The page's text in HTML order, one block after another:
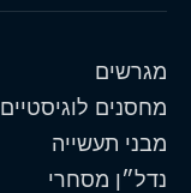
מגרשים
מחסנים לוגיסטיים
מבני תעשייה
נדל״ן מסחרי